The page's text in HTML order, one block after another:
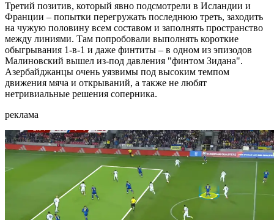
Третий позитив, который явно подсмотрели в Исландии и
Франции – попытки перегружать последнюю треть, заходить
на чужую половину всем составом и заполнять пространство
между линиями. Там попробовали выполнять короткие
обыгрывания 1-в-1 и даже финтиты – в одном из эпизодов
Малиновский вышел из-под давления "финтом Зидана".
Азербайджанцы очень уязвимы под высоким темпом
движения мяча и открываний, а также не любят
нетривиальные решения соперника.
реклама